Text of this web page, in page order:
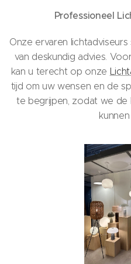
Professioneel
Onze ervaren
van deskundig advies.
kan u terecht op onze
tijd om uw wensen en de
te begrijpen, zodat we de